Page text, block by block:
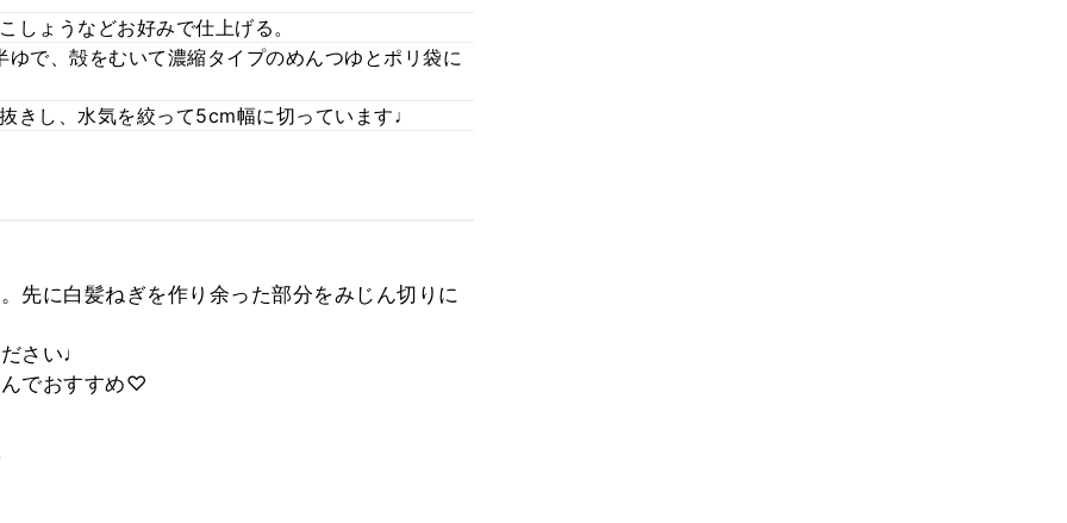
しょうなどお好みで仕上げる。
で、殻をむいて濃縮タイプのめんつゆとポリ袋に
きし、水気を絞って5cm幅に切っています♩
先に白髪ねぎを作り余った部分をみじん切りに
さい♩
でおすすめ♡